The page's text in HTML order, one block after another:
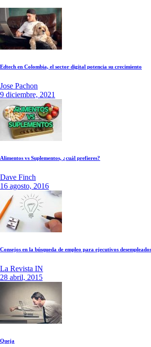
Edtech en Colombia, el sector digital potencia su crecimiento
Jose Pachon
9 diciembre, 2021
Alimentos vs Suplementos, ¿cuál prefieres?
Dave Finch
16 agosto, 2016
Consejos en la búsqueda de empleo para ejecutivos desempleados
La Revista IN
28 abril, 2015
Queja